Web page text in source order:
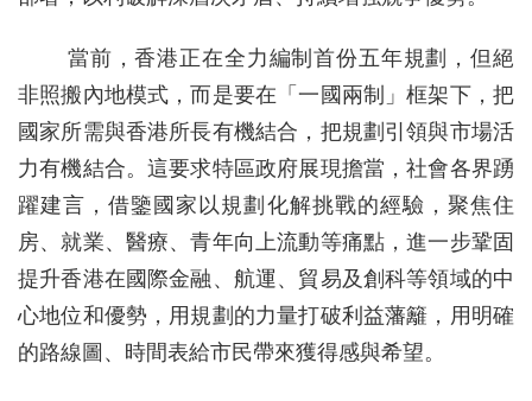
當前，香港正在全力編制首份五年規劃，但絕
非照搬內地模式，而是要在「一國兩制」框架下，把
國家所需與香港所長有機結合，把規劃引領與市場活
力有機結合。這要求特區政府展現擔當，社會各界踴
躍建言，借鑒國家以規劃化解挑戰的經驗，聚焦住
房、就業、醫療、青年向上流動等痛點，進一步鞏固
提升香港在國際金融、航運、貿易及創科等領域的中
心地位和優勢，用規劃的力量打破利益藩籬，用明確
的路線圖、時間表給市民帶來獲得感與希望。